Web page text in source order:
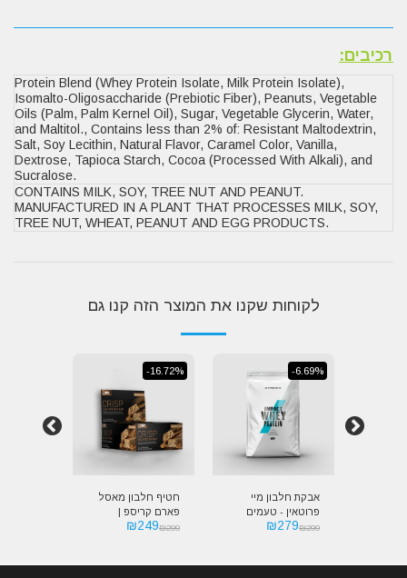
רכיבים:
Protein Blend (Whey Protein Isolate, Milk Protein Isolate),
Isomalto-Oligosaccharide (Prebiotic Fiber), Peanuts, Vegetable
Oils (Palm, Palm Kernel Oil), Sugar, Vegetable Glycerin, Water,
and Maltitol., Contains less than 2% of: Resistant Maltodextrin,
Salt, Soy Lecithin, Natural Flavor, Caramel Color, Vanilla,
Dextrose, Tapioca Starch, Cocoa (Processed With Alkali), and
Sucralose.
CONTAINS MILK, SOY, TREE NUT AND PEANUT.
MANUFACTURED IN A PLANT THAT PROCESSES MILK, SOY,
TREE NUT, WHEAT, PEANUT AND EGG PRODUCTS.
לקוחות שקנו את המוצר הזה קנו גם
-6.69%
אבקת חלבון מיי
פרוטאין - טעמים
מיוחדים | Myprotein
₪299
₪279
-16.72%
חטיף חלבון מאסל
פארם קריספ |
MusclePharm
₪299
₪249